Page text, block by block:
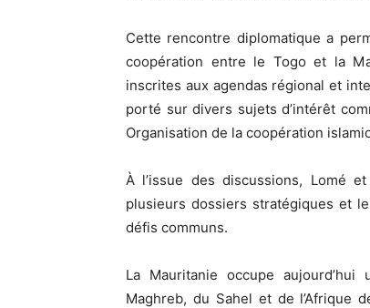
Cette rencontre diplomatique a
coopération entre le Togo et la
inscrites aux agendas régional et
porté sur divers sujets d’intérêt
Organisation de la coopération
À l’issue des discussions, Lomé
plusieurs dossiers stratégiques et
défis communs.
La Mauritanie occupe
Maghreb, du Sahel et de l’Afrique